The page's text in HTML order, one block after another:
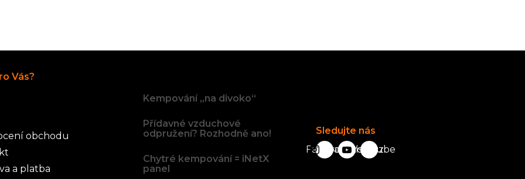
Vás?
obchodu
a platba
Kempování „na divoko“
Přídavné vzduchové
odpružení? Rozhodně ano!
Chytré kempování = iNetX
panel
Sledujte nás
Facebook
karavanista.cz
YouTube